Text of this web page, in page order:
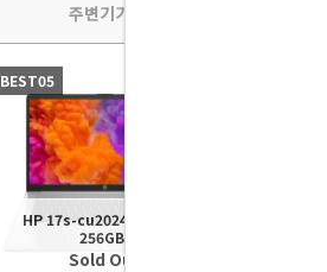
주변기기
BEST05
HP 17s-cu2024TU (SSD
256GB)
Sold Out